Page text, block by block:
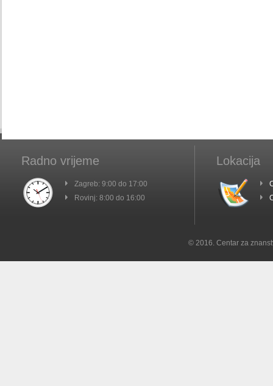
Radno vrijeme
Zagreb: 9:00 do 17:00
Rovinj: 8:00 do 16:00
Lokacija
© 2016. Centar za